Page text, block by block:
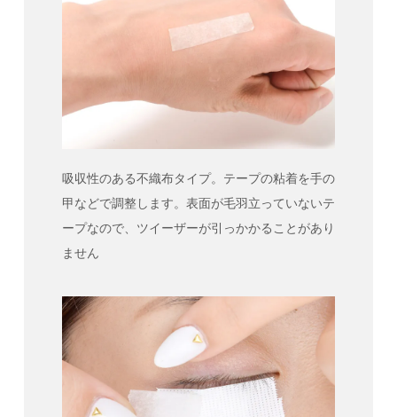
吸収性のある不織布タイプ。テープの粘着を手の
甲などで調整します。表面が毛羽立っていないテ
ープなので、ツイーザーが引っかかることがあり
ません